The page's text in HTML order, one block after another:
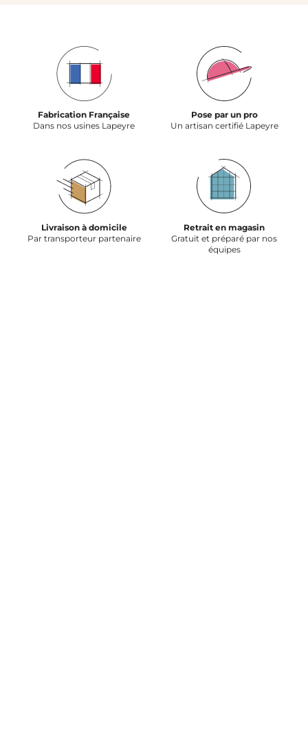
Fabrication Française
Dans nos usines Lapeyre
Pose par un pro
Un artisan certifié Lapeyre
Livraison à domicile
Par transporteur partenaire
Retrait en magasin
Gratuit et préparé par nos
équipes